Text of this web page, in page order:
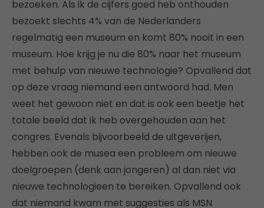
bezoeken. Als ik de cijfers goed heb onthouden
bezoekt slechts 4% van de Nederlanders
regelmatig een museum en komt 80% nooit in een
museum. Hoe krijg je nu die 80% naar het museum
met behulp van nieuwe technologie? Opvallend dat
op deze vraag niemand een antwoord had. Men
weet het gewoon niet en dat is ook een beetje het
totale beeld dat ik heb overgehouden aan het
congres. Evenals bijvoorbeeld de uitgeverijen,
hebben ook de musea een probleem om nieuwe
doelgroepen (denk aan jongeren) al dan niet via
nieuwe technologieen te bereiken. Opvallend ook
dat niemand kwam met suggesties als MSN